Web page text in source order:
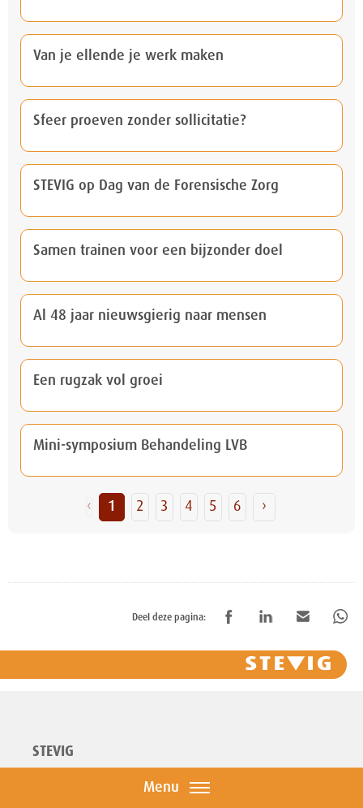
Van je ellende je werk maken
Sfeer proeven zonder sollicitatie?
STEVIG op Dag van de Forensische Zorg
Samen trainen voor een bijzonder doel
Al 48 jaar nieuwsgierig naar mensen
Een rugzak vol groei
Mini-symposium Behandeling LVB
‹ 1 2 3 4 5 6 ›
Deel deze pagina:
STEVIG
info@stevig.nlMenu